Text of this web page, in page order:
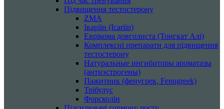
Підвищення тестостерону
ZMA
Ікаріїн (Icariin)
Еврікома довголиста (Тонгкат Алі)
Комплексні препарати для підвищення
тестостерону
Натуральные ингибиторы ароматазы
(антиэстрогены)
Пажитник (фенугрек, Fenugreek)
Трібулус
Форсколін